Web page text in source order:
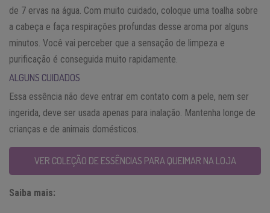
de 7 ervas na água. Com muito cuidado, coloque uma toalha sobre
a cabeça e faça respirações profundas desse aroma por alguns
minutos. Você vai perceber que a sensação de limpeza e
purificação é conseguida muito rapidamente.
ALGUNS CUIDADOS
Essa essência não deve entrar em contato com a pele, nem ser
ingerida, deve ser usada apenas para inalação. Mantenha longe de
crianças e de animais domésticos.
VER COLEÇÃO DE ESSÊNCIAS PARA QUEIMAR NA LOJA
Saiba mais: